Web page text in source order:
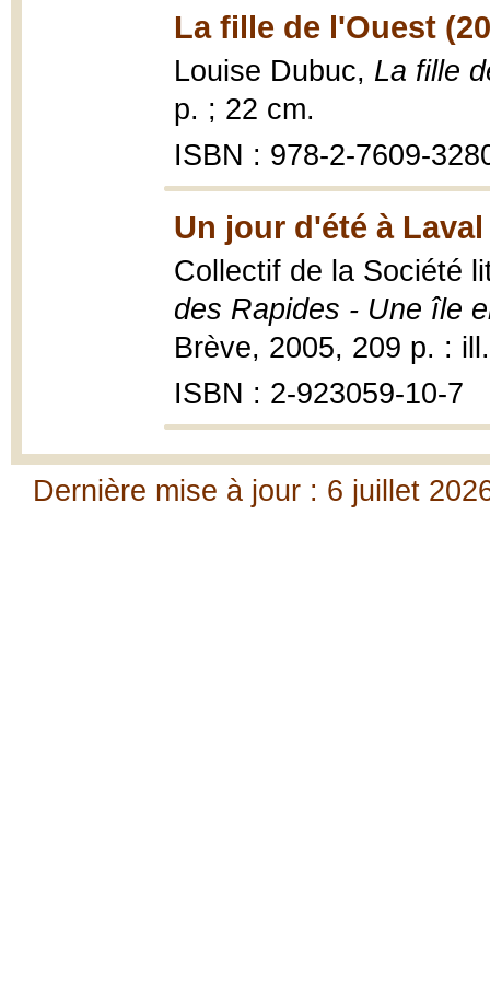
La fille de l'Ouest
Louise Dubuc, La fille
p. ; 22 cm.
ISBN : 978-2-7609-
Un jour d'été à
Collectif de la Société
des Rapides - Une île
Brève, 2005, 209 p. :
ISBN : 2-923059-10-7
Dernière mise à jour : 6 juillet